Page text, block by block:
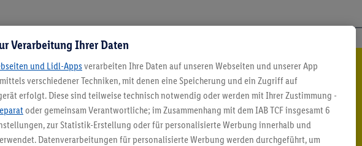
5.95 € Versand sparen³²ᵃ
Jetzt zum Newsletter anmelden
Gutschein sichern!
Verarbeitung Ihrer Daten
und Lidl-Apps verarbeiten Ihre Daten auf unseren Webseiten und unserer App
verschiedener Techniken, mit denen eine Speicherung und ein Zugriff auf
erfolgt. Diese sind teilweise technisch notwendig oder werden mit Ihrer Zustimmung -
oder gemeinsam Verantwortliche; im Zusammenhang mit dem IAB TCF insgesamt 6
zur Statistik-Erstellung oder für personalisierte Werbung innerhalb und
Datenverarbeitungen für personalisierte Werbung werden durchgeführt, um